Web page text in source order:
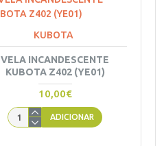
KUBOTA
VELA INCANDESCENTE
KUBOTA Z402 (YE01)
10,00€
ADICIONAR